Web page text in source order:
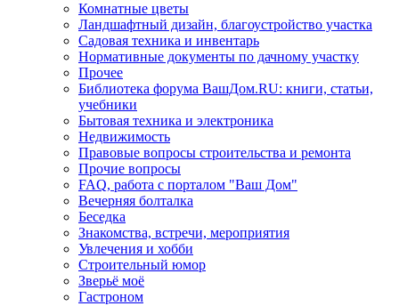
Комнатные цветы
Ландшафтный дизайн, благоустройство участка
Садовая техника и инвентарь
Нормативные документы по дачному участку
Прочее
Библиотека форума ВашДом.RU: книги, статьи,
учебники
Бытовая техника и электроника
Недвижимость
Правовые вопросы строительства и ремонта
Прочие вопросы
FAQ, работа с порталом "Ваш Дом"
Вечерняя болталка
Беседка
Знакомства, встречи, мероприятия
Увлечения и хобби
Строительный юмор
Зверьё моё
Гастроном